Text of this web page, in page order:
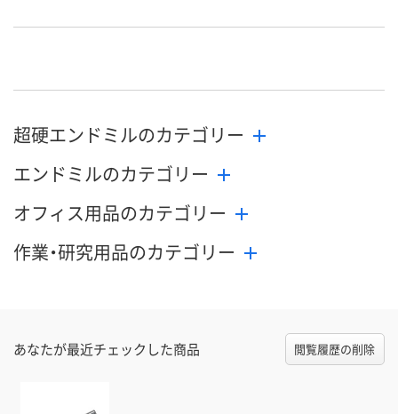
号
お届け日 8月24日（月）まで 8月24日（月）まで 8月24日（月）
数量
カゴへ
数量
超硬エンドミルのカテゴリー
エンドミルのカテゴリー
オフィス用品のカテゴリー
作業・研究用品のカテゴリー
あなたが最近チェックした商品 閲覧履歴の削除